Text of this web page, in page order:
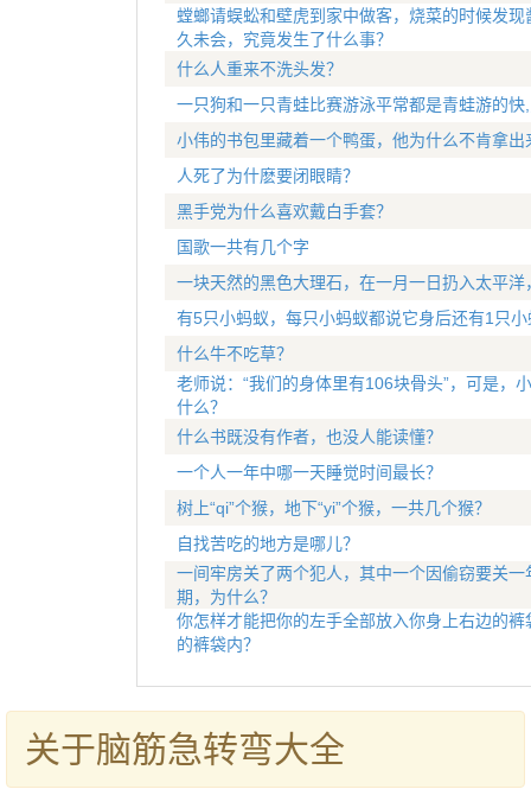
螳螂请蜈蚣和壁虎到家中做客，烧菜的时候发
久未会，究竟发生了什么事？
什么人重来不洗头发？
一只狗和一只青蛙比赛游泳平常都是青蛙游的
小伟的书包里藏着一个鸭蛋，他为什么不肯拿出
人死了为什麽要闭眼睛？
黑手党为什么喜欢戴白手套？
国歌一共有几个字
一块天然的黑色大理石，在一月一日扔入太平洋
有5只小蚂蚁，每只小蚂蚁都说它身后还有1只
什么牛不吃草？
老师说：“我们的身体里有106块骨头”，可是，
什么？
什么书既没有作者，也没人能读懂？
一个人一年中哪一天睡觉时间最长？
树上“qi”个猴，地下“yi”个猴，一共几个猴？
自找苦吃的地方是哪儿？
一间牢房关了两个犯人，其中一个因偷窃要关
期，为什么？
你怎样才能把你的左手全部放入你身上右边的
的裤袋内？
关于脑筋急转弯大全